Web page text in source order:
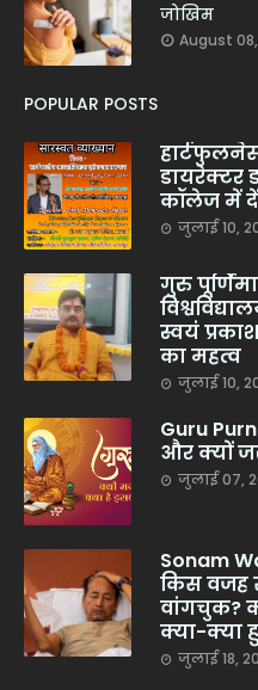
जोखिम
August
POPULAR POSTS
डायरेक्टर
कॉलेज में
जुलाई 10,
गुरु
स्वयं
का महत्व
जुलाई 10,
Guru
और क्यों
जुलाई 07,
Sonam
किस वजह
वांगचुक?
क्या-क्या
जुलाई 18,